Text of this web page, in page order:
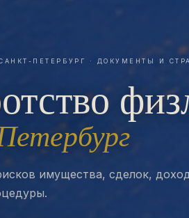
ПЕТЕРБУРГ · ДОКУМЕНТЫ И
имущества, сделок,